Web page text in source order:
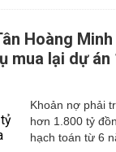
Hoàng
mua lại dự án
hơn 1.800 tỷ
hạch toán từ 6